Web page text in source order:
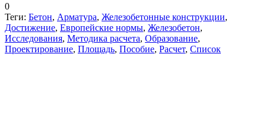
0
Теги: Бетон, Арматура, Железобетонные конструкции,
Достижение, Европейские нормы, Железобетон,
Исследования, Методика расчета, Образование,
Проектирование, Площадь, Пособие, Расчет, Список